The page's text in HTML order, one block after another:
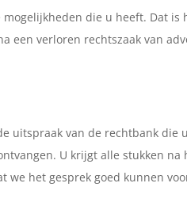
die u heeft. Dat is
een verloren rechtszaak van
uitspraak van de rechtbank die
U krijgt alle stukken na
we het gesprek goed kunnen